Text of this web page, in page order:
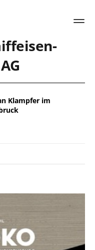
Klampfer im